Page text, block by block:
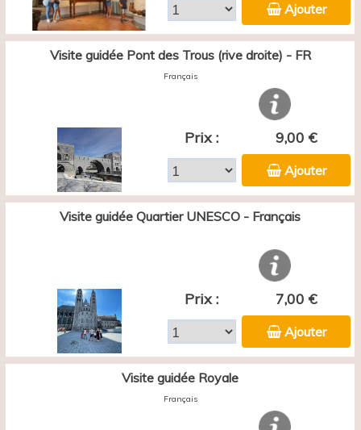
Ajouter
Visite guidée Pont des Trous (rive droite) - FR
Français
Prix : 9,00 €
Ajouter
Visite guidée Quartier UNESCO - Français
Prix : 7,00 €
Ajouter
Visite guidée Royale
Français